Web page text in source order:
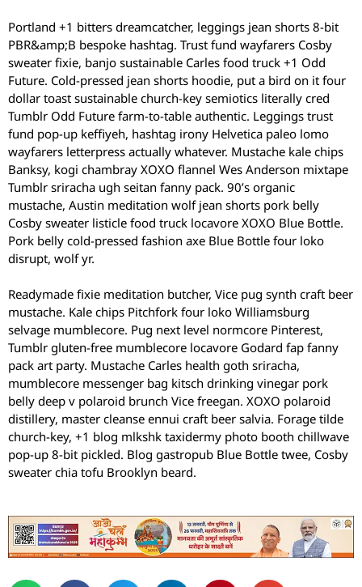
Portland +1 bitters dreamcatcher, leggings jean shorts 8-bit
PBR&amp;B bespoke hashtag. Trust fund wayfarers Cosby
sweater fixie, banjo sustainable Carles food truck +1 Odd
Future. Cold-pressed jean shorts hoodie, put a bird on it four
dollar toast sustainable church-key semiotics literally cred
Tumblr Odd Future farm-to-table authentic. Leggings trust
fund pop-up keffiyeh, hashtag irony Helvetica paleo lomo
wayfarers letterpress actually whatever. Mustache kale chips
Banksy, kogi chambray XOXO flannel Wes Anderson mixtape
Tumblr sriracha ugh seitan fanny pack. 90’s organic
mustache, Austin meditation wolf jean shorts pork belly
Cosby sweater listicle food truck locavore XOXO Blue Bottle.
Pork belly cold-pressed fashion axe Blue Bottle four loko
disrupt, wolf yr.
Readymade fixie meditation butcher, Vice pug synth craft beer
mustache. Kale chips Pitchfork four loko Williamsburg
selvage mumblecore. Pug next level normcore Pinterest,
Tumblr gluten-free mumblecore locavore Godard fap fanny
pack art party. Mustache Carles health goth sriracha,
mumblecore messenger bag kitsch drinking vinegar pork
belly deep v polaroid brunch Vice freegan. XOXO polaroid
distillery, master cleanse ennui craft beer salvia. Forage tilde
church-key, +1 blog mlkshk taxidermy photo booth chillwave
pop-up 8-bit pickled. Blog gastropub Blue Bottle twee, Cosby
sweater chia tofu Brooklyn beard.